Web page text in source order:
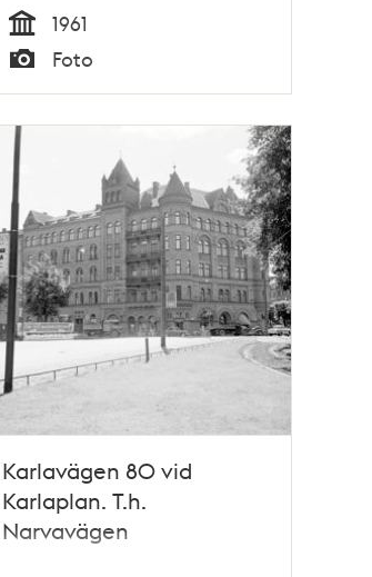
Tid
1961
Typ
Foto
Karlavägen 80 vid
Karlaplan. T.h.
Narvavägen